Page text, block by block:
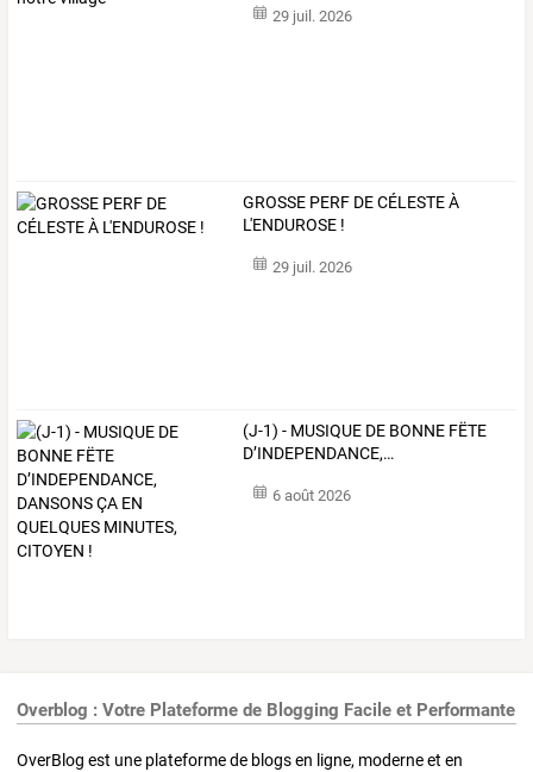
29 juil. 2026
GROSSE PERF DE CÉLESTE À
L'ENDUROSE !
29 juil. 2026
(J-1) - MUSIQUE DE BONNE FËTE
D’INDEPENDANCE,…
6 août 2026
Overblog : Votre Plateforme de Blogging Facile et Performante
OverBlog est une plateforme de blogs en ligne, moderne et en